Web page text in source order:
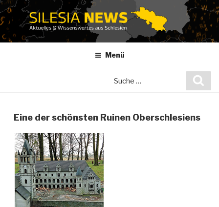
Zum
Inhalt
springen
Menü
Eine der schönsten Ruinen Oberschlesiens